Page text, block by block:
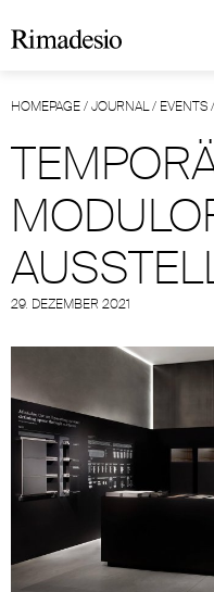
HOMEPAGE/JOURNAL/ EVENTS/
29. DEZEMBER 2021